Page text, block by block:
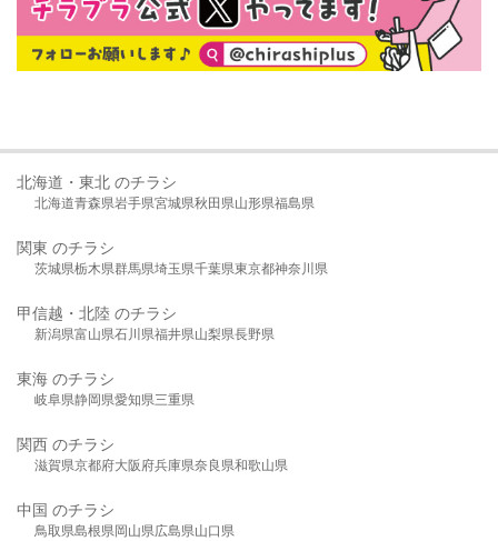
北海道・東北 のチラシ
北海道青森県岩手県宮城県秋田県山形県福島県
関東 のチラシ
茨城県栃木県群馬県埼玉県千葉県東京都神奈川県
甲信越・北陸 のチラシ
新潟県富山県石川県福井県山梨県長野県
東海 のチラシ
岐阜県静岡県愛知県三重県
関西 のチラシ
滋賀県京都府大阪府兵庫県奈良県和歌山県
中国 のチラシ
鳥取県島根県岡山県広島県山口県